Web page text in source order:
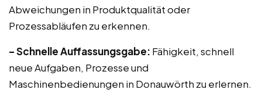
Abweichungen in Produktqualität oder
Prozessabläufen zu erkennen.
– Schnelle Auffassungsgabe: Fähigkeit, schnell
neue Aufgaben, Prozesse und
Maschinenbedienungen in Donauwörth zu erlernen.